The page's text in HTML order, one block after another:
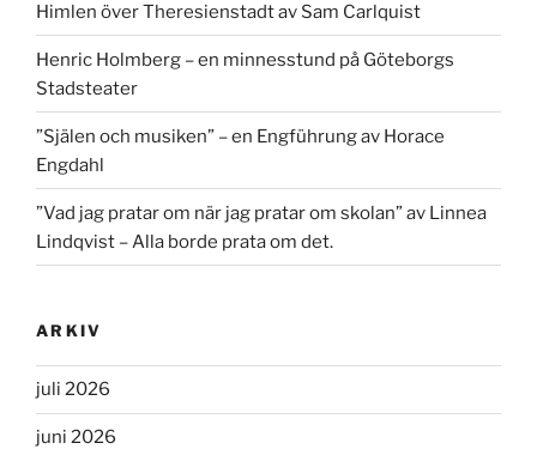
Himlen över Theresienstadt av Sam Carlquist
Henric Holmberg – en minnesstund på Göteborgs
Stadsteater
”Själen och musiken” – en Engführung av Horace
Engdahl
”Vad jag pratar om när jag pratar om skolan” av Linnea
Lindqvist – Alla borde prata om det.
ARKIV
juli 2026
juni 2026